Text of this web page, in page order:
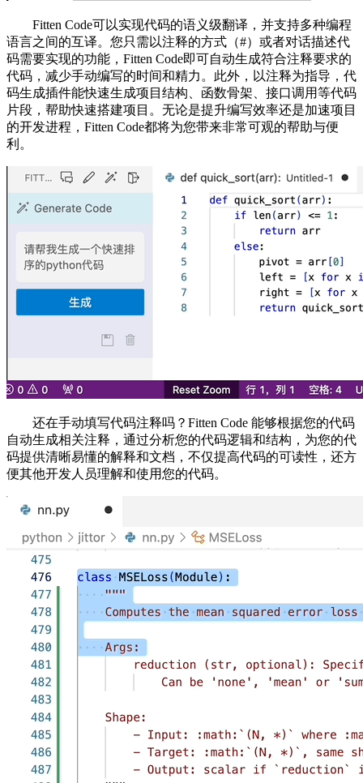
Fitten Code可以实现代码的语义级翻译，并支持多种编程
语言之间的互译。您只需以注释的方式（#）或者对话描述代
码需要实现的功能，Fitten Code即可自动生成符合注释要求的
代码，减少手动编写的时间和精力。此外，以注释为指导，代
码生成插件能快速生成项目结构、函数骨架、接口调用等代码
片段，帮助快速搭建项目。无论是提升编写效率还是加速项目
的开发进程，Fitten Code都将为您带来非常可观的帮助与便
利。
还在手动填写代码注释吗？Fitten Code 能够根据您的代码
自动生成相关注释，通过分析您的代码逻辑和结构，为您的代
码提供清晰易懂的解释和文档，不仅提高代码的可读性，还方
便其他开发人员理解和使用您的代码。